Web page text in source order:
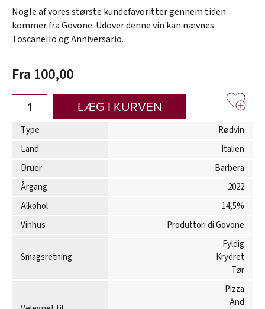
Nogle af vores største kundefavoritter gennem tiden
kommer fra Govone. Udover denne vin kan nævnes
Toscanello og Anniversario.
Fra 100,00
LÆG I KURVEN
Type
Rødvin
Land
Italien
Druer
Barbera
Årgang
2022
Alkohol
14,5%
Vinhus
Produttori di Govone
Smagsretning
Fyldig
Krydret
Tør
Pizza
And